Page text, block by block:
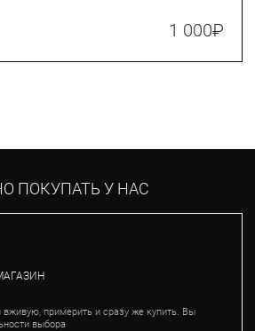
1 000₽
ПОКУПАТЬ У НАС
примерить и сразу же купить. Вы
выбора